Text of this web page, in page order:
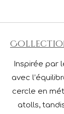
Inspirée par
avec
cercle en
atolls,